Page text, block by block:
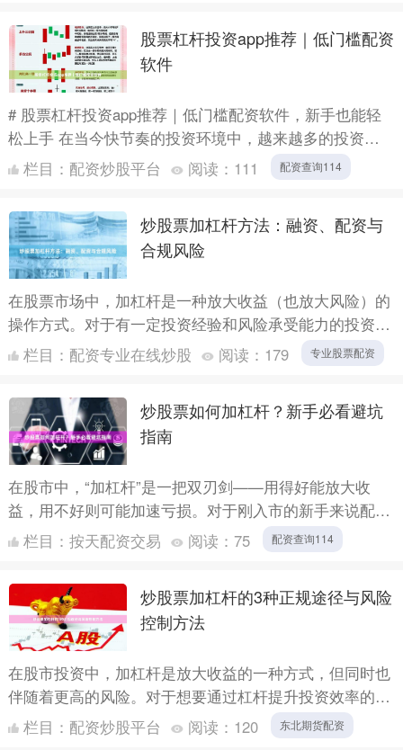
股票杠杆投资app推荐｜低门槛配资
软件
# 股票杠杆投资app推荐｜低门槛配资软件，新手也能轻
松上手 在当今快节奏的投资环境中，越来越多的投资者
开始关注股票杠杆投资。通过合理的杠杆，投资者可以用
较少的....
栏目： 配资炒股平台 阅读： 111 配资查询114
炒股票加杠杆方法：融资、配资与
合规风险
在股票市场中，加杠杆是一种放大收益（也放大风险）的
操作方式。对于有一定投资经验和风险承受能力的投资者
来说专业股票配资，了解合法的加杠杆方法以及识别其中
的合规风险....
栏目： 配资专业在线炒股 阅读： 179 专业股票配资
炒股票如何加杠杆？新手必看避坑
指南
在股市中，“加杠杆”是一把双刃剑——用得好能放大收
益，用不好则可能加速亏损。对于刚入市的新手来说配资
查询114，理解杠杆的原理和风险，远比盲目追求高收益
更重要。....
栏目： 按天配资交易 阅读： 75 配资查询114
炒股票加杠杆的3种正规途径与风险
控制方法
在股市投资中，加杠杆是放大收益的一种方式，但同时也
伴随着更高的风险。对于想要通过杠杆提升投资效率的投
资者来说，选择正规途径并掌握风险控制方法至关重要。
本文将介绍....
栏目： 配资炒股平台 阅读： 120 东北期货配资